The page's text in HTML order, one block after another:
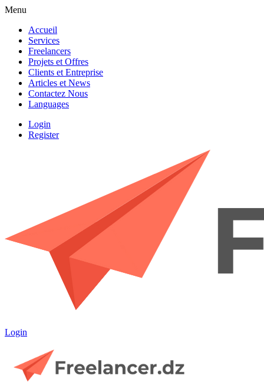
Menu
Accueil
Services
Freelancers
Projets et Offres
Clients et Entreprise
Articles et News
Contactez Nous
Languages
Login
Register
Login